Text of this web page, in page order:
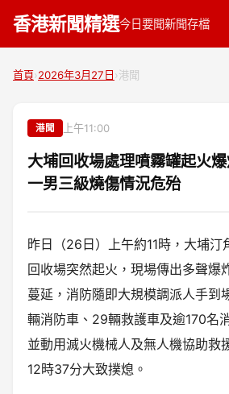
香港新聞精選今日要聞新聞存檔
首頁›2026年3月27日 ›港聞
港聞 上午11:00
大埔回收場處理噴霧罐起火
一男三級燒傷情況危殆
昨日（26日）上午約11時，大埔汀
回收場突然起火，現場傳出多聲爆
蔓延，消防隨即大規模調派人手到
輛消防車、29輛救護車及逾170名
並動用滅火機械人及無人機協助救
12時37分大致撲熄。